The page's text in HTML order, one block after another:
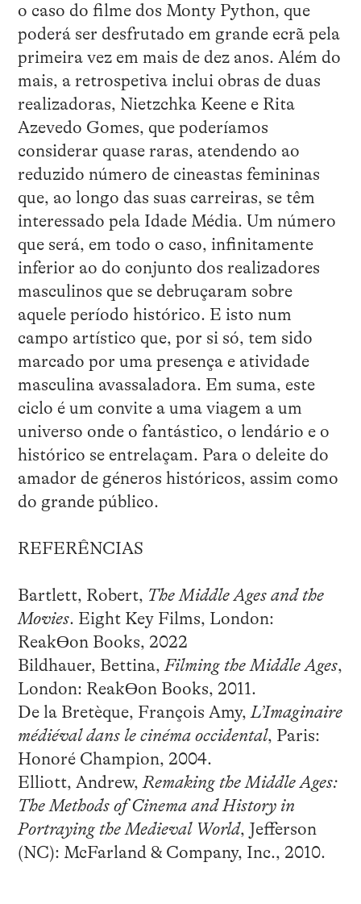
o caso do filme dos Monty Python, que
poderá ser desfrutado em grande ecrã pela
primeira vez em mais de dez anos. Além do
mais, a retrospetiva inclui obras de duas
realizadoras, Nietzchka Keene e Rita
Azevedo Gomes, que poderíamos
considerar quase raras, atendendo ao
reduzido número de cineastas femininas
que, ao longo das suas carreiras, se têm
interessado pela Idade Média. Um número
que será, em todo o caso, infinitamente
inferior ao do conjunto dos realizadores
masculinos que se debruçaram sobre
aquele período histórico. E isto num
campo artístico que, por si só, tem sido
marcado por uma presença e atividade
masculina avassaladora. Em suma, este
ciclo é um convite a uma viagem a um
universo onde o fantástico, o lendário e o
histórico se entrelaçam. Para o deleite do
amador de géneros históricos, assim como
do grande público.
REFERÊNCIAS
Bartlett, Robert, The Middle Ages and the
Movies. Eight Key Films, London:
ReakƟon Books, 2022
Bildhauer, Bettina,Filming the Middle Ages,
London: ReakƟon Books, 2011.
De la Bretèque, François Amy,L’Imaginaire
médiéval dans le cinéma occidental, Paris:
Honoré Champion, 2004.
Elliott, Andrew,Remaking the Middle Ages:
The Methods of Cinema and History in
Portraying the Medieval World, Jefferson
(NC): McFarland & Company, Inc., 2010.